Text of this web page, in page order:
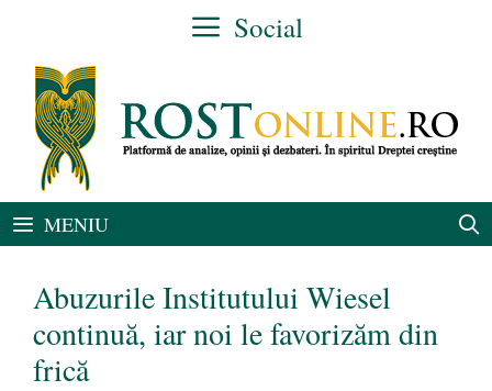
conținut
Social
MENIU
Abuzurile Institutului Wiesel
continuă, iar noi le favorizăm din
frică